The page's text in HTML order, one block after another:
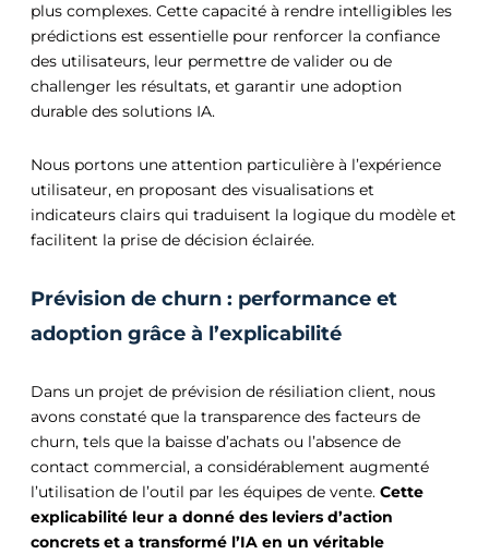
plus complexes. Cette capacité à rendre intelligibles les
prédictions est essentielle pour renforcer la confiance
des utilisateurs, leur permettre de valider ou de
challenger les résultats, et garantir une adoption
durable des solutions IA.
Nous portons une attention particulière à l’expérience
utilisateur, en proposant des visualisations et
indicateurs clairs qui traduisent la logique du modèle et
facilitent la prise de décision éclairée.
Prévision de churn : performance et
adoption grâce à l’explicabilité
Dans un projet de prévision de résiliation client, nous
avons constaté que la transparence des facteurs de
churn, tels que la baisse d’achats ou l’absence de
contact commercial, a considérablement augmenté
l’utilisation de l’outil par les équipes de vente. Cette
explicabilité leur a donné des leviers d’action
concrets et a transformé l’IA en un véritable